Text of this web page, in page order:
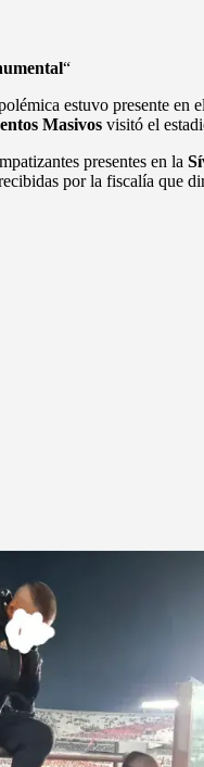
“
estuvo presente en
Masivos visitó el
presentes en la
por la fiscalía que